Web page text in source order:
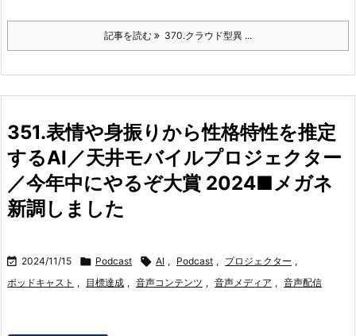
記事を読む 370.クラウド型異 ...
351.表情や身振りから性格特性を推定
するAI／天井モバイルプロジェクター
／今年中にやるぞ大賞 2024■メガネ
新調しました
 2024/11/15  Podcast  AI , Podcast , プロジェクター ,
ポッドキャスト , 目標達成 , 音声コンテンツ , 音声メディア , 音声配信